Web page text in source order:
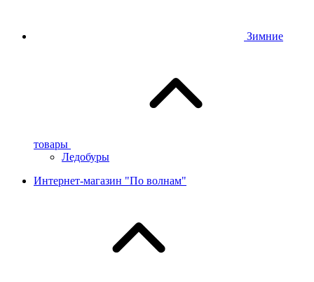
Зимние
товары
Ледобуры
Интернет-магазин "По волнам"